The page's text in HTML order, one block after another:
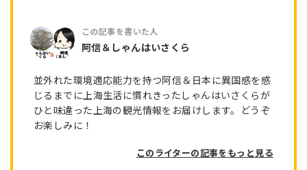
阿信＆しゃんはいさくら
並外れた環境適応能力を持つ阿信＆日本に異国感を感
じるまでに上海生活に慣れきったしゃんはいさくらが
ひと味違った上海の観光情報をお届けします。どうぞ
お楽しみに！
このライターの記事をもっと見る